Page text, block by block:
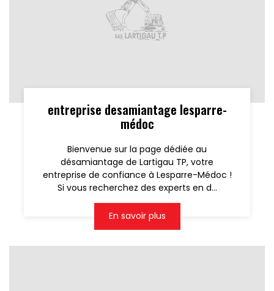
entreprise desamiantage lesparre-
médoc
Bienvenue sur la page dédiée au
désamiantage de Lartigau TP, votre
entreprise de confiance à Lesparre-Médoc !
Si vous recherchez des experts en d...
En savoir plus